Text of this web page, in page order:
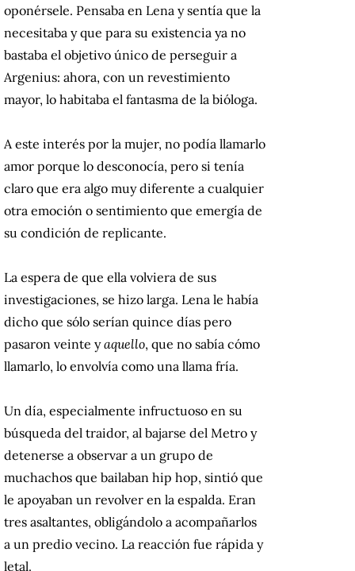
oponérsele. Pensaba en Lena y sentía que la
necesitaba y que para su existencia ya no
bastaba el objetivo único de perseguir a
Argenius: ahora, con un revestimiento
mayor, lo habitaba el fantasma de la bióloga.
A este interés por la mujer, no podía llamarlo
amor porque lo desconocía, pero si tenía
claro que era algo muy diferente a cualquier
otra emoción o sentimiento que emergía de
su condición de replicante.
La espera de que ella volviera de sus
investigaciones, se hizo larga. Lena le había
dicho que sólo serían quince días pero
pasaron veinte yaquello, que no sabía cómo
llamarlo, lo envolvía como una llama fría.
Un día, especialmente infructuoso en su
búsqueda del traidor, al bajarse del Metro y
detenerse a observar a un grupo de
muchachos que bailaban hip hop, sintió que
le apoyaban un revolver en la espalda. Eran
tres asaltantes, obligándolo a acompañarlos
a un predio vecino. La reacción fue rápida y
letal.